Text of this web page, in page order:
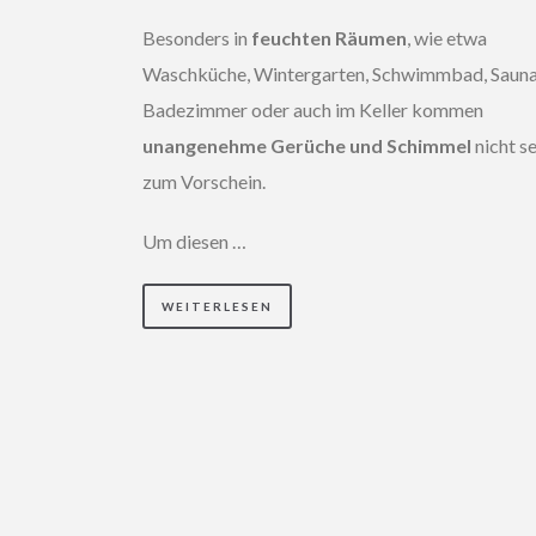
Besonders in feuchten Räumen , wie etwa
Waschküche, Wintergarten, Schwimmbad, Sauna,
Badezimmer oder auch im Keller kommen
unangenehme Gerüche und Schimmel nicht
zum Vorschein.
Um diesen …
WEITERLESEN